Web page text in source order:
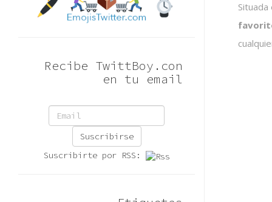
Recibe TwittBoy.con
en tu email
Suscribirse
Suscribirte por RSS: